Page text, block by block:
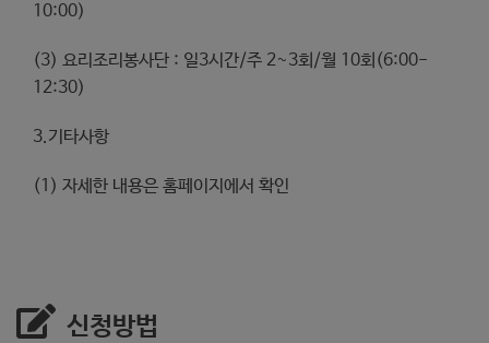
10:00)
(3) 요리조리봉사단 : 일3시간/주 2~3회/월 10회(6:00-
12:30)
3.기타사항
(1) 자세한 내용은 홈페이지에서 확인
신청방법